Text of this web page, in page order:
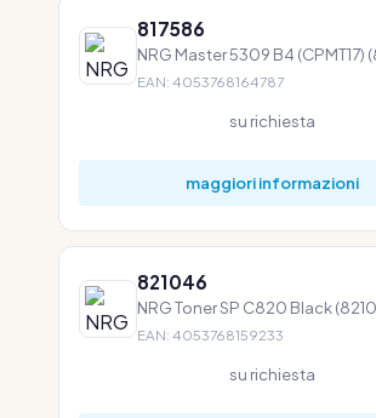
817586
NRG Master 5309 B4 (CPMT17)
EAN: 4053768164787
su richiesta
maggiori informazioni
821046
NRG Toner SP C820 Black
EAN: 4053768159233
su richiesta